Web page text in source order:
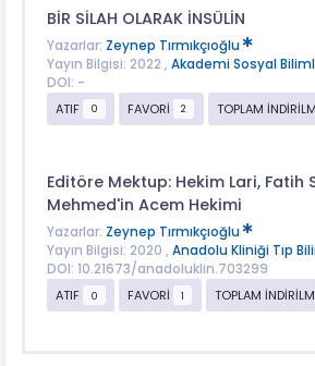
BİR SİLAH OLARAK İNSÜLİN
Yazarlar: Zeynep Tırmıkçıoğlu
Yayın Bilgisi: 2022 , Akademi Sosyal
DOI: -
ATIF
0 FAVORİ 2 TOPLAM
Editöre Mektup: Hekim Lari, Fatih
Mehmed'in Acem Hekimi
Yazarlar: Zeynep Tırmıkçıoğlu
Yayın Bilgisi: 2020 , Anadolu Kliniği Tıp
DOI: 10.21673/anadoluklin.703299
ATIF
0 FAVORİ 1 TOPLAM